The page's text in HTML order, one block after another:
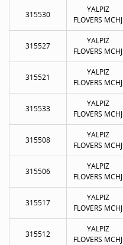
315530
YALPIZ
FLOVERS MCHJ
315527
YALPIZ
FLOVERS MCHJ
315521
YALPIZ
FLOVERS MCHJ
315533
YALPIZ
FLOVERS MCHJ
315508
YALPIZ
FLOVERS MCHJ
315506
YALPIZ
FLOVERS MCHJ
315517
YALPIZ
FLOVERS MCHJ
315512
YALPIZ
FLOVERS MCHJ